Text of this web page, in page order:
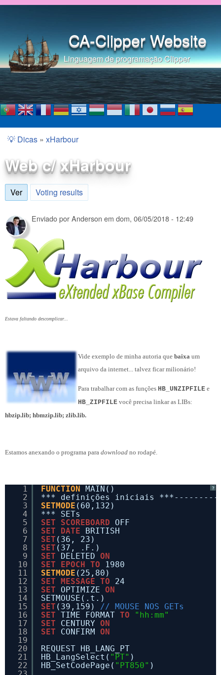
Pular para o conteúdo
CA-Clipper Website
Linguagem de programação Clipper
Você está aqui
💡 Dicas » xHarbour
Web c/ xHarbour
Ver(aba ativa)
Voting results
Enviado porAnderson em dom, 06/05/2018 - 12:49
Estava faltando descomplicar...
Vide exemplo de minha autoria que baixa um
arquivo da internet... talvez ficar milionário!
Para trabalhar com as funções HB_UNZIPFILE e
HB_ZIPFILE você precisa linkar as LIBs:
hbzip.lib; hbmzip.lib; zlib.lib.
Estamos anexando o programa para download no rodapé.
?
1
2
3
4
5
6
7
8
9
10
11
12
13
14
15
16
17
18
19
20
21
22
FUNCTION MAIN()
*** definições iniciais
SETMODE (60,132)
*** SETs
SET
SCOREBOARD
OFF
SET
DATE
BRITISH
SET (36, 23)
SET (37, .F.)
SET
DELETED ON
SET
EPOCH TO
1980
SETMODE (25,80)
SET MESSAGE TO
24
SET
OPTIMIZE ON
SETMOUSE(.t.)
SET (39,159) // MOUSE NOS GETs
SET TIME FORMAT TO
"hh:mm"
SET
CENTURY ON
SET
CONFIRM ON
REQUEST HB_LANG_PT
HB_LangSelect( "PT" )
HB_SetCodePage( "PT850" )